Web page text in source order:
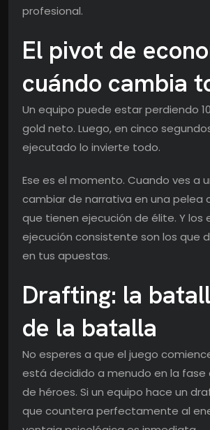
profesional.
El pivot de
cuándo cambia
Un equipo puede estar perdiendo
gold neto. Luego, en cinco
ejecutado lo invierte todo.
Ese es el momento. Cuando ves a
cambiar de narrativa en una pelea
que tienen ejecución de élite. Y los
ejecución consistente son los que
en tus apuestas.
Drafting: la
de la batalla
No esperes a que el juego
está decidido a menudo en la fase
de héroes. Si un equipo hace un
que countera perfectamente al